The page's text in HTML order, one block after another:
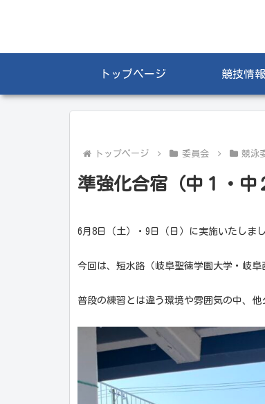
トップページ 競技情報
トップページ 委員会 競泳
準強化合宿（中１・中
6月8日（土）・9日（日）に実施いたしまし
今回は、短水路（岐阜聖徳学園大学・岐阜
普段の練習とは違う環境や雰囲気の中、